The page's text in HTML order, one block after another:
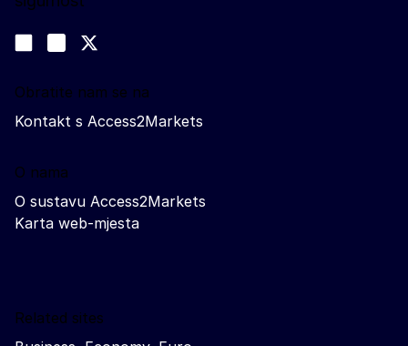
Join us on LinkedIn
Trade-Off podcast
Obratite nam se na
Kontakt s Access2Markets
O nama
O sustavu Access2Markets
Karta web-mjesta
Related sites